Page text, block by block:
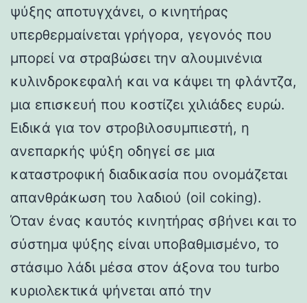
ψύξης αποτυγχάνει, ο κινητήρας
υπερθερμαίνεται γρήγορα, γεγονός που
μπορεί να στραβώσει την αλουμινένια
κυλινδροκεφαλή και να κάψει τη φλάντζα,
μια επισκευή που κοστίζει χιλιάδες ευρώ.
Ειδικά για τον στροβιλοσυμπιεστή, η
ανεπαρκής ψύξη οδηγεί σε μια
καταστροφική διαδικασία που ονομάζεται
απανθράκωση του λαδιού (oil coking).
Όταν ένας καυτός κινητήρας σβήνει και το
σύστημα ψύξης είναι υποβαθμισμένο, το
στάσιμο λάδι μέσα στον άξονα του turbo
κυριολεκτικά ψήνεται από την